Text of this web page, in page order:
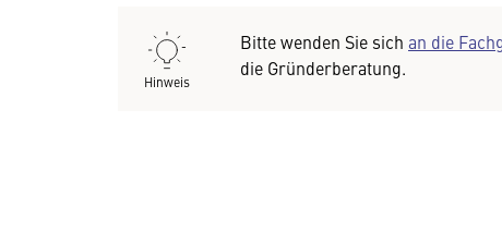
Hinweis
Bitte wenden Sie sich an die
die Gründerberatung.